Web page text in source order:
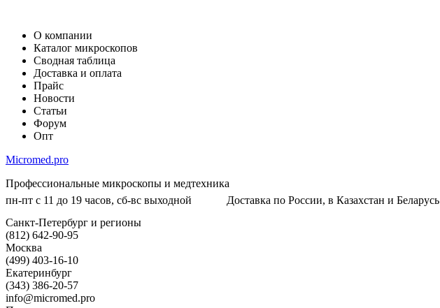
О компании
Каталог микроскопов
Сводная таблица
Доставка и оплата
Прайс
Новости
Статьи
Форум
Опт
Micromed.pro
Профессиональные микроскопы и медтехника
пн-пт с 11 до 19 часов, сб-вс выходной
Доставка по России, в Казахстан и Беларусь
Санкт-Петербург и регионы
(812) 642-90-95
Москва
(499) 403-16-10
Екатеринбург
(343) 386-20-57
info@micromed.pro